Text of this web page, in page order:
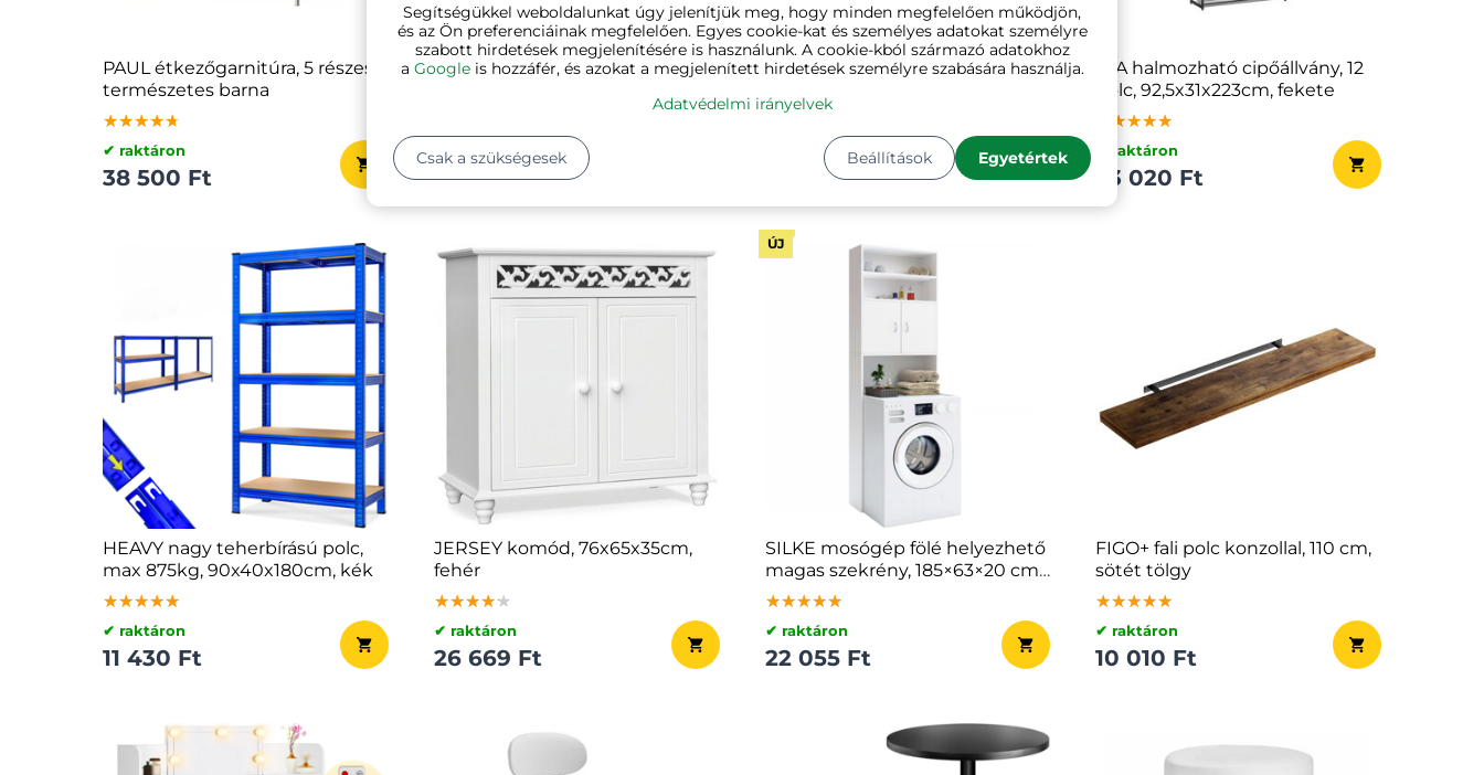
PAUL étkezőgarnitúra, 5 részes,
természetes barna
★★★★★
★★★★★
★★★★★
✔ raktáron
38 500 Ft
MARI cipőrendező, 18 rekesz,
✔ raktáron
14 630 Ft
GABI cipősszekrény párnázott
104x30x48cm,
szürke/világosbarna
✔ raktáron
26 250 Ft
IDA halmozható cipőállvány, 12
polc, 92,5x31x223cm, fekete
★★★★★
★★★★★
★★★★★
✔ raktáron
33 020 Ft
HEAVY nagy teherbírású polc,
max 875kg, 90x40x180cm, kék
★★★★★
★★★★★
★★★★★
✔ raktáron
11 430 Ft
JERSEY komód, 76x65x35cm,
fehér
★★★★★
★★★★★
★★★★★
✔ raktáron
26 669 Ft
ÚJ
SILKE mosógép fölé helyezhető
magas szekrény, 185×63×20 cm,
fehér
★★★★★
★★★★★
★★★★★
✔ raktáron
22 055 Ft
FIGO+ fali polc konzollal, 110 cm,
sötét tölgy
★★★★★
★★★★★
★★★★★
✔ raktáron
10 010 Ft
Segítségükkel weboldalunkat úgy jelenítjük meg, hogy minden megfelelően működjön,
és az Ön preferenciáinak megfelelően. Egyes cookie-kat és személyes adatokat személyre
szabott hirdetések megjelenítésére is használunk. A cookie-kból származó adatokhoz
a Googleis hozzáfér, és azokat a megjelenített hirdetések személyre szabására használja.
Adatvédelmi irányelvek
Beállítások Egyetértek
Csak a szükségesek